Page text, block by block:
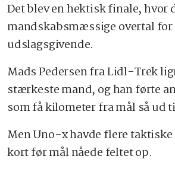
Det blev en hektisk finale, hvor
mandskabsmæssige overtal
udslagsgivende.
Mads Pedersen fra Lidl-Trek
stærkeste mand, og han førte
som få kilometer fra mål så ud
Men Uno-x havde flere
kort før mål nåede feltet op.